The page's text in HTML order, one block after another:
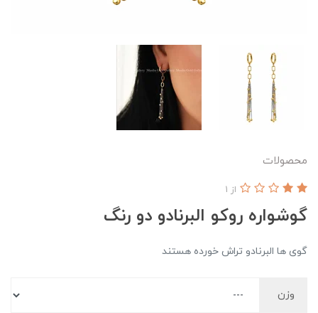
محصولات
گوشواره روکو البرنادو دو رنگ
از 1
گوی ها البرنادو تراش خورده هستند
وزن